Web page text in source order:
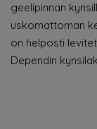
geelipinnan
uskomattoman
on helposti
Dependin